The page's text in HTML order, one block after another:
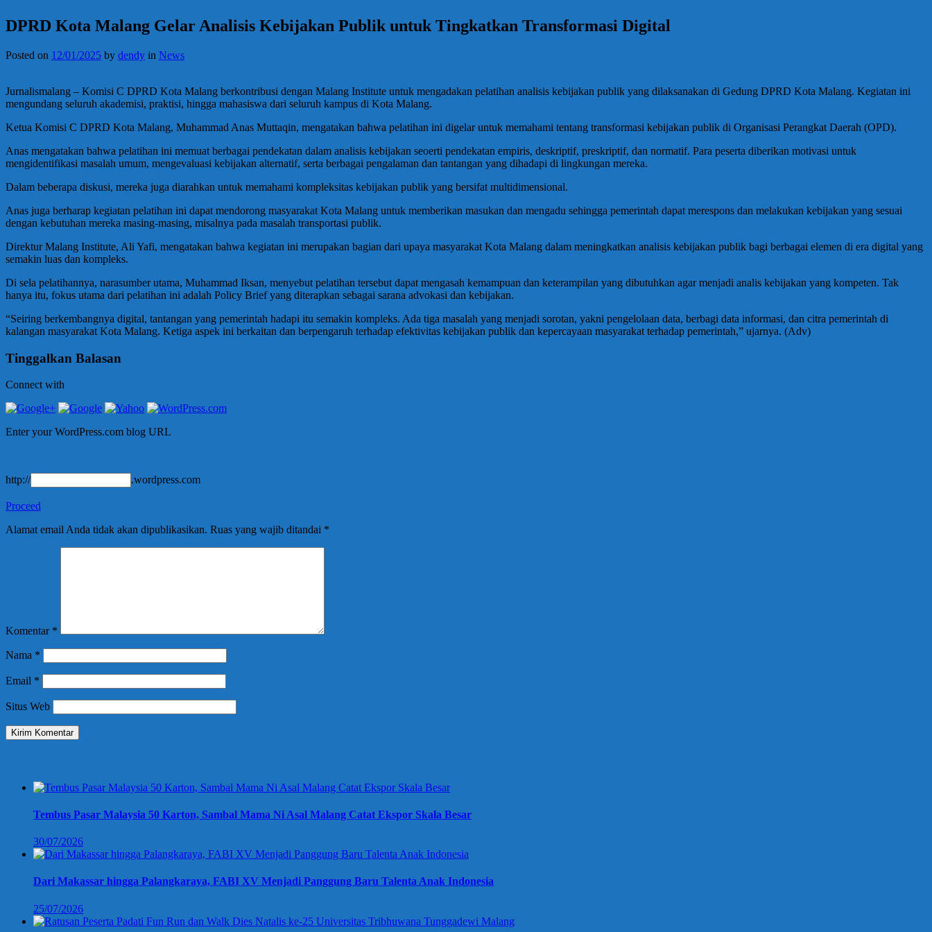
DPRD Kota Malang Gelar Analisis Kebijakan Publik untuk Tingkatkan Transformasi Digital
Posted on 12/01/2025 by dendy in News
Jurnalismalang – Komisi C DPRD Kota Malang berkontribusi dengan Malang Institute untuk mengadakan pelatihan analisis kebijakan publik yang dilaksanakan di Gedung DPRD Kota Malang. Kegiatan ini
mengundang seluruh akademisi, praktisi, hingga mahasiswa dari seluruh kampus di Kota Malang.
Ketua Komisi C DPRD Kota Malang, Muhammad Anas Muttaqin, mengatakan bahwa pelatihan ini digelar untuk memahami tentang transformasi kebijakan publik di Organisasi Perangkat Daerah (OPD).
Anas mengatakan bahwa pelatihan ini memuat berbagai pendekatan dalam analisis kebijakan seoerti pendekatan empiris, deskriptif, preskriptif, dan normatif. Para peserta diberikan motivasi untuk
mengidentifikasi masalah umum, mengevaluasi kebijakan alternatif, serta berbagai pengalaman dan tantangan yang dihadapi di lingkungan mereka.
Dalam beberapa diskusi, mereka juga diarahkan untuk memahami kompleksitas kebijakan publik yang bersifat multidimensional.
Anas juga berharap kegiatan pelatihan ini dapat mendorong masyarakat Kota Malang untuk memberikan masukan dan mengadu sehingga pemerintah dapat merespons dan melakukan kebijakan yang sesuai
dengan kebutuhan mereka masing-masing, misalnya pada masalah transportasi publik.
Direktur Malang Institute, Ali Yafi, mengatakan bahwa kegiatan ini merupakan bagian dari upaya masyarakat Kota Malang dalam meningkatkan analisis kebijakan publik bagi berbagai elemen di era digital yang
semakin luas dan kompleks.
Di sela pelatihannya, narasumber utama, Muhammad Iksan, menyebut pelatihan tersebut dapat mengasah kemampuan dan keterampilan yang dibutuhkan agar menjadi analis kebijakan yang kompeten. Tak
hanya itu, fokus utama dari pelatihan ini adalah Policy Brief yang diterapkan sebagai sarana advokasi dan kebijakan.
“Seiring berkembangnya digital, tantangan yang pemerintah hadapi itu semakin kompleks. Ada tiga masalah yang menjadi sorotan, yakni pengelolaan data, berbagi data informasi, dan citra pemerintah di
kalangan masyarakat Kota Malang. Ketiga aspek ini berkaitan dan berpengaruh terhadap efektivitas kebijakan publik dan kepercayaan masyarakat terhadap pemerintah,” ujarnya. (Adv)
Tinggalkan Balasan
Connect with
Enter your WordPress.com blog URL
http:// .wordpress.com
Proceed
Alamat email Anda tidak akan dipublikasikan. Ruas yang wajib ditandai *
Komentar *
Nama *
Email *
Situs Web
Tembus Pasar Malaysia 50 Karton, Sambal Mama Ni Asal Malang Catat Ekspor Skala Besar
30/07/2026
Dari Makassar hingga Palangkaraya, FABI XV Menjadi Panggung Baru Talenta Anak Indonesia
25/07/2026